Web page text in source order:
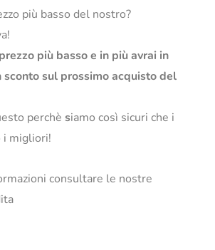
più basso del nostro?
più basso e in più avrai in
sconto sul prossimo acquisto del
perchè siamo così sicuri che i
i migliori!
consultare le nostre